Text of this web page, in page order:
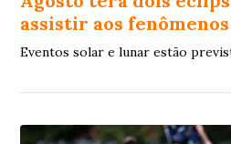
assistir aos fenômenos
Eventos solar e lunar estão